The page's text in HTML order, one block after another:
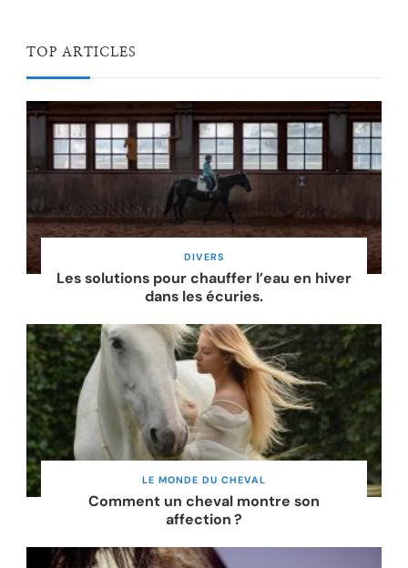
TOP ARTICLES
DIVERS
Les solutions pour chauffer l’eau en hiver
dans les écuries.
LE MONDE DU CHEVAL
Comment un cheval montre son
affection ?